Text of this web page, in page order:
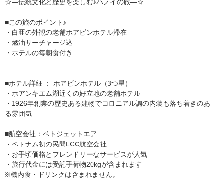
☆―伝統文化と歴史を楽しむ♪ハノイの旅―☆
■この旅のポイント♪
・白亜の外観の老舗ホアビンホテル滞在
・燃油サーチャージ込
・ホテルの毎朝食付き
■ホテル詳細 ： ホアビンホテル（3つ星）
・ホアンキエム湖近くの好立地の老舗ホテル
・1926年創業の歴史ある建物でコロニアル調の内装も落ち着きのあ
る雰囲気
■航空会社：ベトジェットエア
・ベトナム初の民間LCC航空会社
・お手頃価格とフレンドリーなサービスが人気
・旅行代金には受託手荷物20kgが含まれます
※機内食・ドリンクは含まれません。